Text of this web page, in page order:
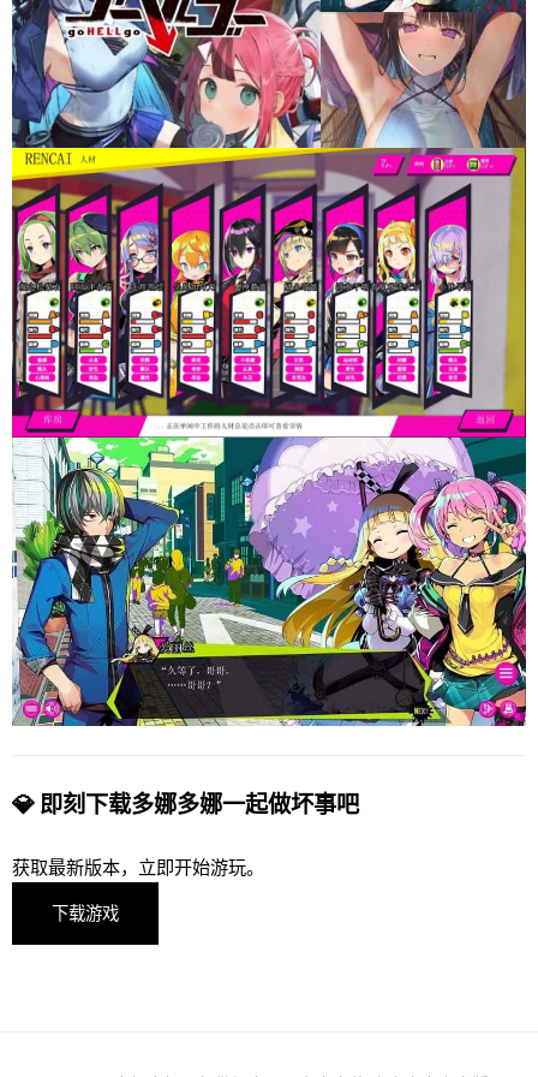
💎 即刻下载多娜多娜一起做坏事吧
获取最新版本，立即开始游玩。
下载游戏